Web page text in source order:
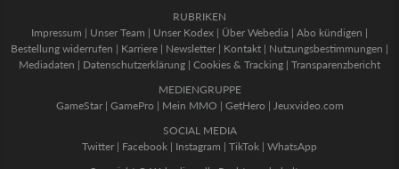
RUBRIKEN
Impressum | Unser Team | Unser Kodex | Über Webedia | Abo kündigen |
Bestellung widerrufen | Karriere | Newsletter | Kontakt | Nutzungsbestimmungen |
Mediadaten | Datenschutzerklärung | Cookies & Tracking | Transparenzbericht
MEDIENGRUPPE
GameStar| GamePro | Mein MMO | GetHero | Jeuxvideo.com
SOCIAL MEDIA
Twitter | Facebook | Instagram | TikTok | WhatsApp